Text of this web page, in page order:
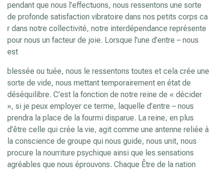
pendant que nous l’effectuons, nous ressentons une sorte
de profonde satisfaction vibratoire dans nos petits corps ca
r dans notre collectivité, notre interdépendance représente
pour nous un facteur de joie. Lorsque l’une d’entre – nous
est
blessée ou tuée, nous le ressentons toutes et cela crée une
sorte de vide, nous mettant temporairement en état de
déséquilibre. C’est la fonction de notre reine de « décider
», si je peux employer ce terme, laquelle d’entre – nous
prendra la place de la fourmi disparue. La reine, en plus
d’être celle qui crée la vie, agit comme une antenne reliée à
la conscience de groupe qui nous guide, nous unit, nous
procure la nourriture psychique ainsi que les sensations
agréables que nous éprouvons. Chaque Être de la nation